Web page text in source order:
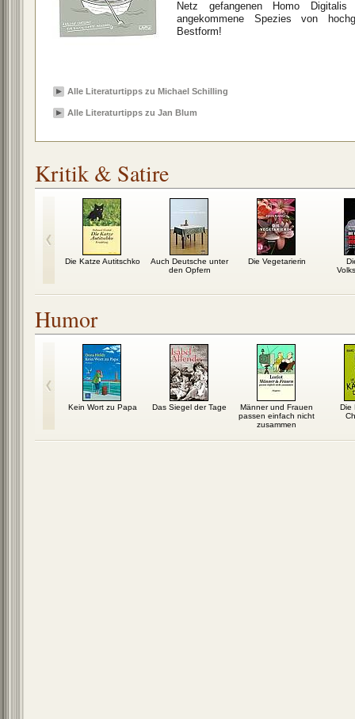
Netz gefangenen Homo
angekommene Spezies von
Bestform!
Alle Literaturtipps zu Michael Schilling
Alle Literaturtipps zu Jan Blum
Kritik & Satire
Die Katze Autitschko
Auch Deutsche unter
den Opfern
Die Vegetarierin
Humor
Kein Wort zu Papa Das Siegel der Tage
Männer und Frauen
passen einfach nicht
zusammen
Die